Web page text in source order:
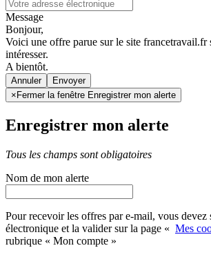
Message
Bonjour,
Voici une offre parue sur le site francetravail.fr
intéresser.
A bientôt.
Annuler
× Fermer la fenêtre Enregistrer mon alerte
Enregistrer mon alerte
Tous les champs sont obligatoires
Nom de mon alerte
Pour recevoir les offres par e-mail, vous devez
électronique et la valider sur la page « Mes
rubrique « Mon compte »